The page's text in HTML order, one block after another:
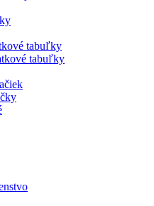
tabuľky
tabuľky